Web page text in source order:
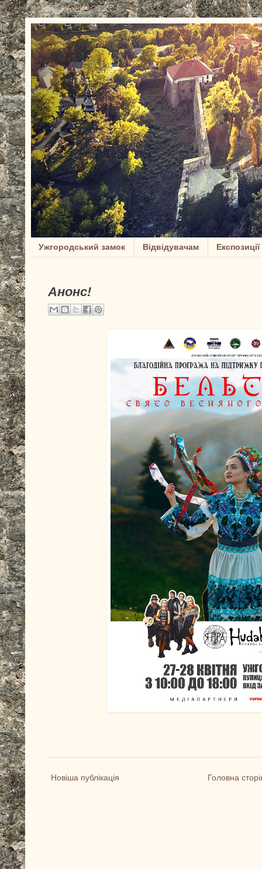
Ужгородський замок Відвідувачам Експозиції
Анонс!
Новіша публікація Головна